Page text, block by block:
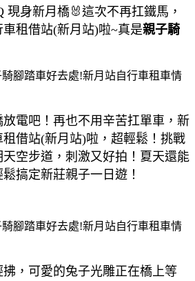
現身新月橋🐰這次不再扛鐵馬，
租借站(新月站)啦~真是親子騎
電吧！再也不用辛苦扛單車，新
借站(新月站)啦，超輕鬆！挑戰
空步道，刺激又好拍！夏天還能
搞定新莊親子一日遊！
，可愛的兔子光雕正在橋上等